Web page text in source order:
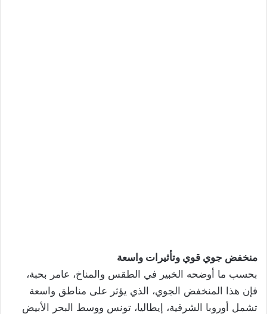
منخفض جوي قوي وتأثيرات واسعة
بحسب ما أوضحه الخبير في الطقس والمناخ، عامر بحبة،
فإن هذا المنخفض الجوي، الذي يؤثر على مناطق واسعة
تشمل أوروبا الشرقية، إيطاليا، تونس ووسط البحر الأبيض